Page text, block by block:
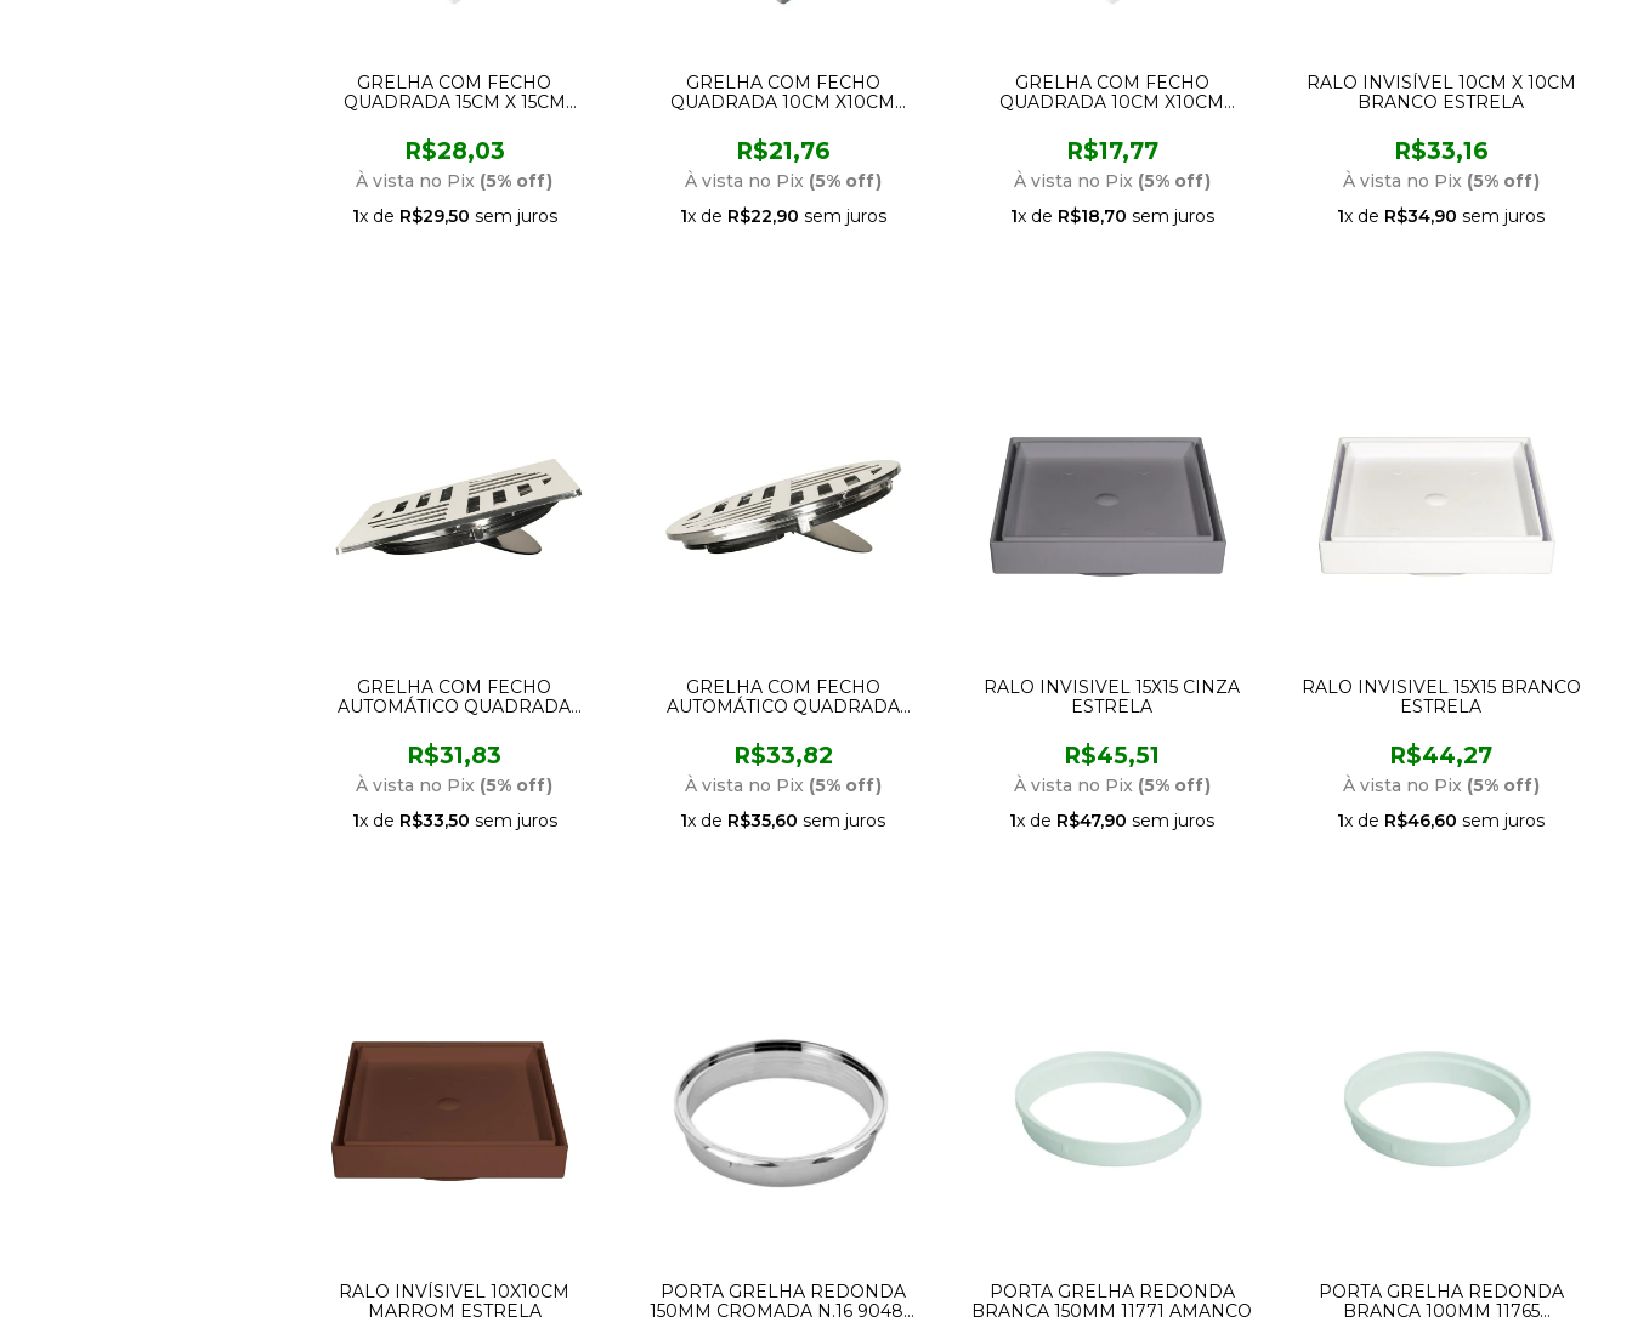
GRELHA COM FECHO
QUADRADA 15CM X 15CM
R$28,03
À vista no Pix (5% off)
1x de R$29,50 sem juros
GRELHA COM FECHO
QUADRADA 10CM X10CM
R$21,76
À vista no Pix (5% off)
1x de R$22,90 sem juros
GRELHA COM FECHO
QUADRADA 10CM X10CM
R$17,77
À vista no Pix (5% off)
1x de R$18,70 sem juros
RALO INVISÍVEL 10CM X 10CM
BRANCO ESTRELA
R$33,16
À vista no Pix (5% off)
1x de R$34,90 sem juros
GRELHA COM FECHO
AUTOMÁTICO QUADRADA
R$31,83
À vista no Pix (5% off)
1x de R$33,50 sem juros
GRELHA COM FECHO
AUTOMÁTICO QUADRADA
R$33,82
À vista no Pix (5% off)
1x de R$35,60 sem juros
RALO INVISIVEL 15X15 CINZA
ESTRELA
R$45,51
À vista no Pix (5% off)
1x de R$47,90 sem juros
RALO INVISIVEL 15X15 BRANCO
ESTRELA
R$44,27
À vista no Pix (5% off)
1x de R$46,60 sem juros
RALO INVÍSIVEL 10X10CM
MARROM ESTRELA
PORTA GRELHA REDONDA
150MM CROMADA N.16 90488
PORTA GRELHA REDONDA
BRANCA 150MM 11771 AMANCO
PORTA GRELHA REDONDA
BRANCA 100MM 11765